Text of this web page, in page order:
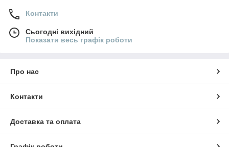
Контакти
Сьогодні вихідний
Показати весь графік роботи
Про нас
Контакти
Доставка та оплата